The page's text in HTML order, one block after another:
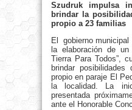
Szudruk impulsa
brindar la
propio a 23 familias
El gobierno municipal
la elaboración de un
Tierra Para Todos”,
brindar
propio en paraje El
la localidad. La
presentada
ante el Honorable